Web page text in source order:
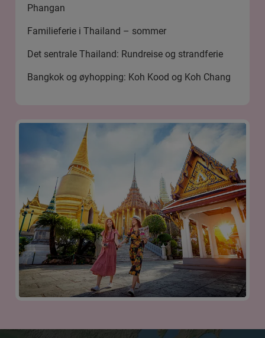
Phangan
Familieferie i Thailand – sommer
Det sentrale Thailand: Rundreise og strandferie
Bangkok og øyhopping: Koh Kood og Koh Chang